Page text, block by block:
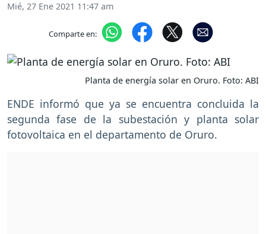
Mié, 27 Ene 2021 11:47 am
Comparte en:
Planta de energía solar en Oruro. Foto: ABI
ENDE informó que ya se encuentra concluida la
segunda fase de la subestación y planta solar
fotovoltaica en el departamento de Oruro.